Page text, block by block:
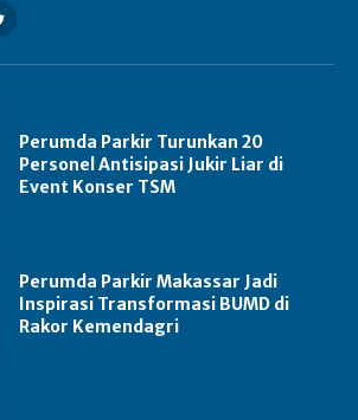
Perumda Parkir Turunkan 20
Personel Antisipasi Jukir Liar di
Event Konser TSM
Perumda Parkir Makassar Jadi
Inspirasi Transformasi BUMD di
Rakor Kemendagri